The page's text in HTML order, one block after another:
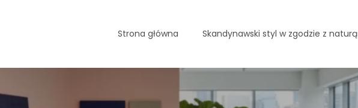
Strona główna Skandynawski styl w zgodzie z naturą